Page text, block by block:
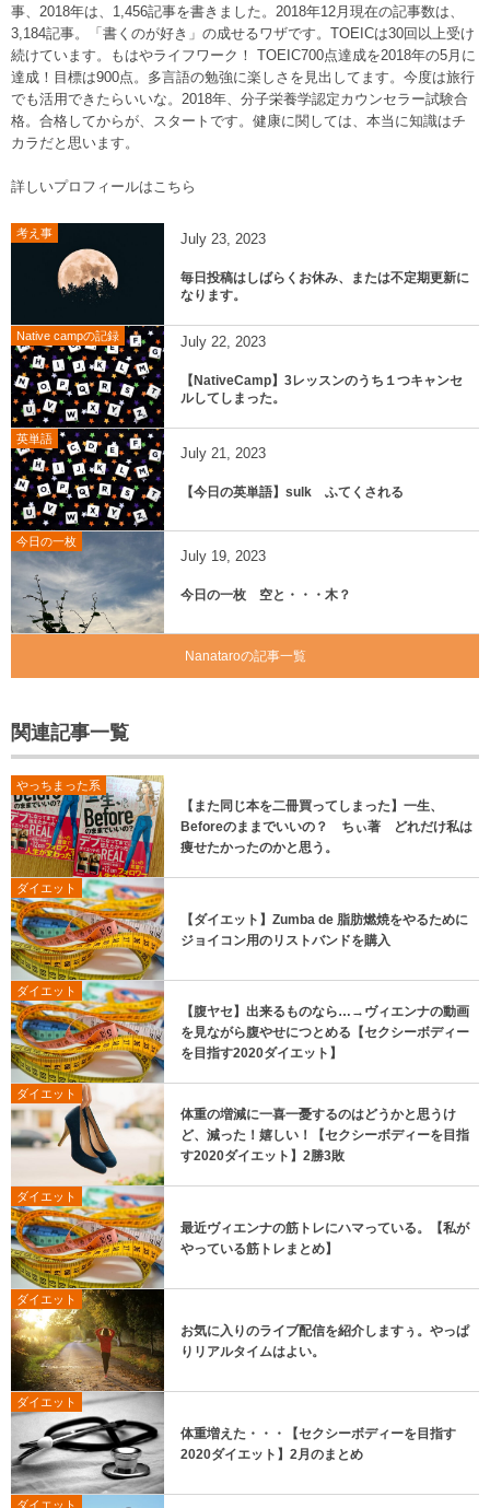
事、2018年は、1,456記事を書きました。2018年12月現在の記事数は、
3,184記事。「書くのが好き」の成せるワザです。TOEICは30回以上受け
続けています。もはやライフワーク！ TOEIC700点達成を2018年の5月に
達成！目標は900点。多言語の勉強に楽しさを見出してます。今度は旅行
でも活用できたらいいな。2018年、分子栄養学認定カウンセラー試験合
格。合格してからが、スタートです。健康に関しては、本当に知識はチ
カラだと思います。
詳しいプロフィールはこちら
考え事 July 23, 2023
毎日投稿はしばらくお休み、または不定期更新に
なります。
Native campの記録 July 22, 2023
【NativeCamp】3レッスンのうち１つキャンセ
ルしてしまった。
英単語
July 21, 2023
【今日の英単語】sulk ふてくされる
今日の一枚
July 19, 2023
今日の一枚 空と・・・木？
Nanataroの記事一覧
関連記事一覧
やっちまった系
【また同じ本を二冊買ってしまった】一生、
Beforeのままでいいの？ ちぃ著 どれだけ私は
痩せたかったのかと思う。
ダイエット
【ダイエット】Zumba de 脂肪燃焼をやるために
ジョイコン用のリストバンドを購入
ダイエット
【腹ヤセ】出来るものなら…→ヴィエンナの動画
を見ながら腹やせにつとめる【セクシーボディー
を目指す2020ダイエット】
ダイエット
体重の増減に一喜一憂するのはどうかと思うけ
ど、減った！嬉しい！【セクシーボディーを目指
す2020ダイエット】2勝3敗
ダイエット
最近ヴィエンナの筋トレにハマっている。【私が
やっている筋トレまとめ】
ダイエット
お気に入りのライブ配信を紹介しますぅ。やっぱ
りリアルタイムはよい。
ダイエット
体重増えた・・・【セクシーボディーを目指す
2020ダイエット】2月のまとめ
ダイエット